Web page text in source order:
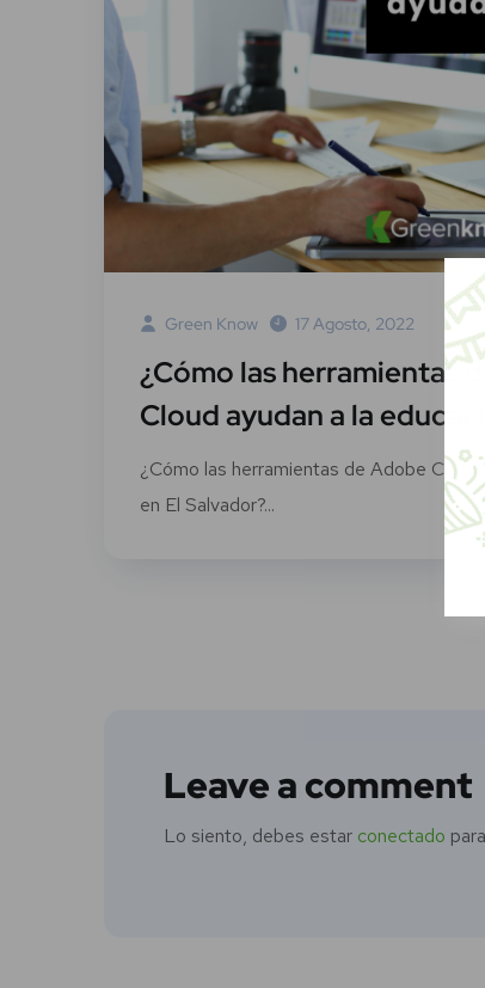
Green Know 17 Agosto, 2022
¿Cómo las herramientas
Cloud ayudan a la
¿Cómo las herramientas de Adobe
en El Salvador?...
Leave a comment
Lo siento, debes estar conectado